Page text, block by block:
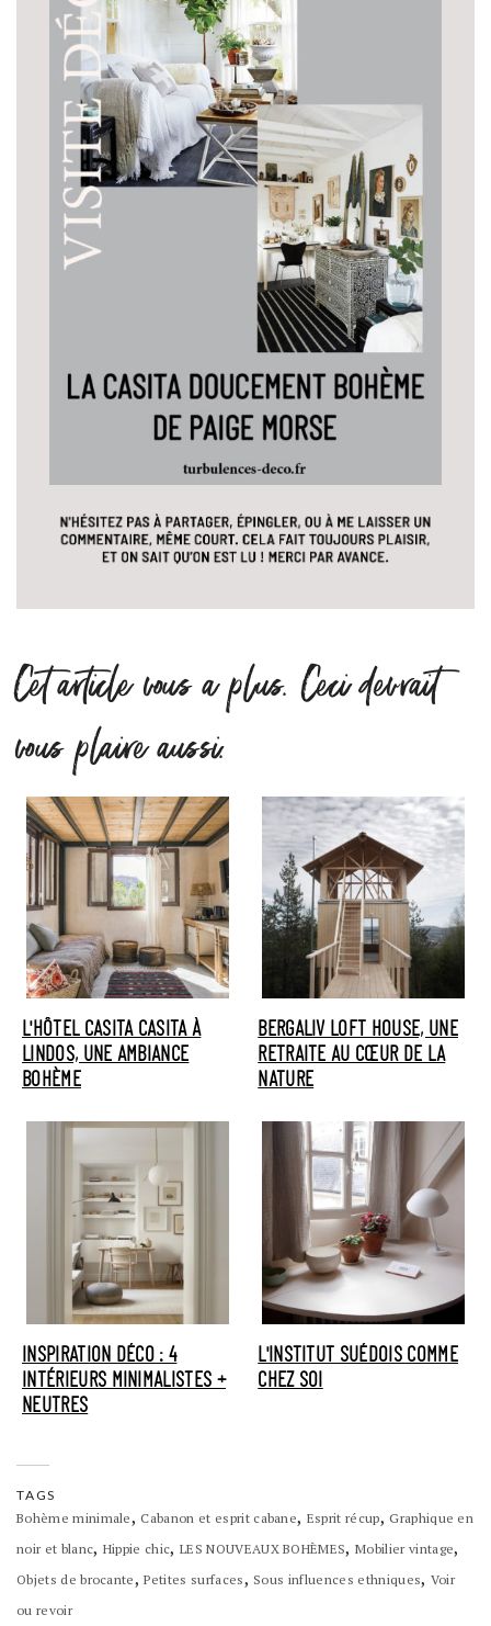
Cet article vous a plus. Ceci devrait
vous plaire aussi.
L'HÔTEL CASITA CASITA À
LINDOS, UNE AMBIANCE
BOHÈME
BERGALIV LOFT HOUSE, UNE
RETRAITE AU CŒUR DE LA
NATURE
INSPIRATION DÉCO : 4
INTÉRIEURS MINIMALISTES +
NEUTRES
L'INSTITUT SUÉDOIS COMME
CHEZ SOI
TAGS
Bohème minimale, Cabanon et esprit cabane, Esprit récup, Graphique en
noir et blanc, Hippie chic, LES NOUVEAUX BOHÈMES,Mobilier vintage,
Objets de brocante,Petites surfaces, Sous influences ethniques, Voir
ou revoir